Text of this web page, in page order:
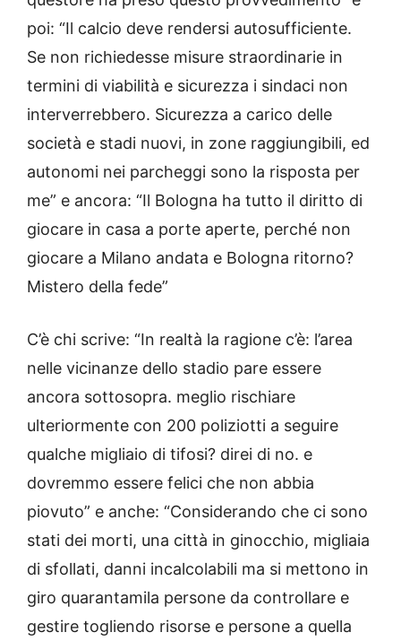
poi: “Il calcio deve rendersi autosufficiente.
Se non richiedesse misure straordinarie in
termini di viabilità e sicurezza i sindaci non
interverrebbero. Sicurezza a carico delle
società e stadi nuovi, in zone raggiungibili, ed
autonomi nei parcheggi sono la risposta per
me” e ancora: “Il Bologna ha tutto il diritto di
giocare in casa a porte aperte, perché non
giocare a Milano andata e Bologna ritorno?
Mistero della fede”
C’è chi scrive: “In realtà la ragione c’è: l’area
nelle vicinanze dello stadio pare essere
ancora sottosopra. meglio rischiare
ulteriormente con 200 poliziotti a seguire
qualche migliaio di tifosi? direi di no. e
dovremmo essere felici che non abbia
piovuto” e anche: “Considerando che ci sono
stati dei morti, una città in ginocchio, migliaia
di sfollati, danni incalcolabili ma si mettono in
giro quarantamila persone da controllare e
gestire togliendo risorse e persone a quella